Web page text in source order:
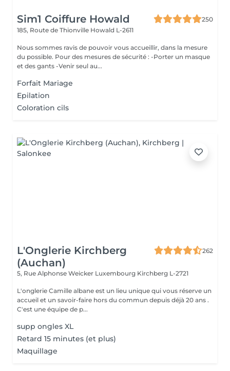
Sim1 Coiffure Howald
250
185, Route de Thionville Howald L-2611
Nous sommes ravis de pouvoir vous accueillir, dans la mesure
du possible. Pour des mesures de sécurité : -Porter un masque
et des gants -Venir seul au...
Forfait Mariage
Epilation
Coloration cils
L'Onglerie Kirchberg
(Auchan)
262
5, Rue Alphonse Weicker Luxembourg Kirchberg L-2721
L'onglerie Camille albane est un lieu unique qui vous réserve un
accueil et un savoir-faire hors du commun depuis déjà 20 ans .
C'est une équipe de p...
supp ongles XL
Retard 15 minutes (et plus)
Maquillage